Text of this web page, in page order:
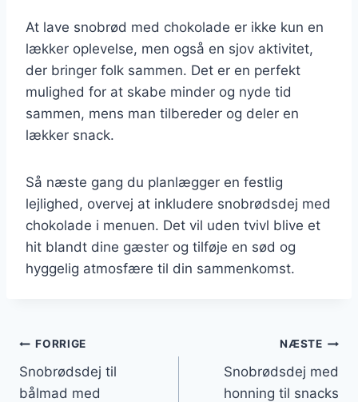
At lave snobrød med chokolade er ikke kun en
lækker oplevelse, men også en sjov aktivitet,
der bringer folk sammen. Det er en perfekt
mulighed for at skabe minder og nyde tid
sammen, mens man tilbereder og deler en
lækker snack.
Så næste gang du planlægger en festlig
lejlighed, overvej at inkludere snobrødsdej med
chokolade i menuen. Det vil uden tvivl blive et
hit blandt dine gæster og tilføje en sød og
hyggelig atmosfære til din sammenkomst.
Indlægsnavigation
FORRIGE
Snobrødsdej til
bålmad med
NÆSTE
Snobrødsdej med
honning til snacks